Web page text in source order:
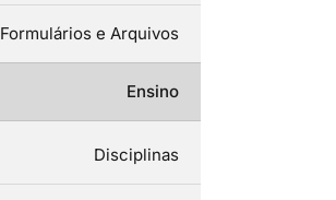
Formulários e Arquivos
Ensino
Disciplinas